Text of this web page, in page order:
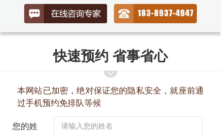
快速预约 省事省心
本网站已加密，绝对保证您的隐私安全，就座前通
过手机预约免排队等候
您的姓